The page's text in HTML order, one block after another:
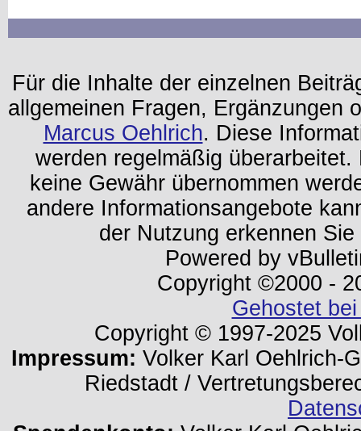
Für die Inhalte der einzelnen
allgemeinen Fragen, Ergänzungen
Marcus Oehlrich. Diese
werden regelmäßig
keine Gewähr übernommen
andere Informationsangebote
der Nutzung erkennen
Powered by
Copyright ©2000 -
Gehostet
Copyright © 1997-2025
Impressum: Volker Karl Oehlrich-
Riedstadt /